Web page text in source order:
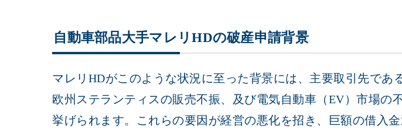
自動車部品大手マレリHDの破産申請背景
マレリHDがこのような状況に至った背景には、主要取引先であ
欧州ステランティスの販売不振、及び電気自動車（EV）市場の
挙げられます。これらの要因が経営の悪化を招き、巨額の借入金